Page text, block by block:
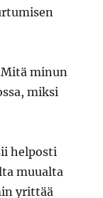
minun
miksi
helposti
muualta
yrittää